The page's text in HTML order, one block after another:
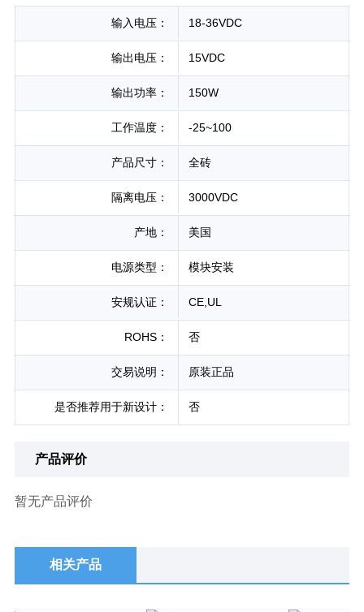
输入电压： 18-36VDC
输出电压： 15VDC
输出功率： 150W
工作温度： -25~100
产品尺寸： 全砖
隔离电压： 3000VDC
产地： 美国
电源类型： 模块安装
安规认证： CE,UL
ROHS： 否
交易说明： 原装正品
是否推荐用于新设计： 否
产品评价
暂无产品评价
相关产品